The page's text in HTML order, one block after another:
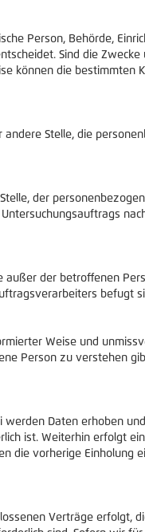
Person, Behörde,
Sind die
können die bestimmten
Stelle, die
der
der betroffenen
befugt
Weise und
Person zu verstehen
Daten erhoben
ist. Weiterhin erfolgt
die vorherige Einholung
Verträge erfolgt,